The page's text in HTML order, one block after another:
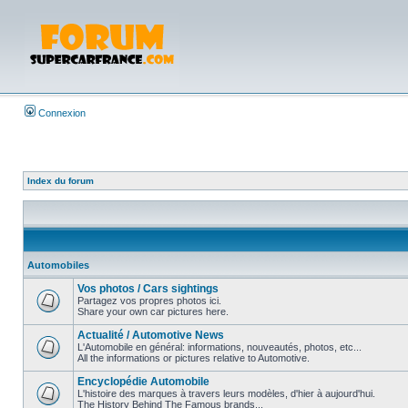
Connexion
Index du forum
Automobiles
Vos photos / Cars sightings
Partagez vos propres photos ici.
Share your own car pictures here.
Actualité / Automotive News
L'Automobile en général: informations, nouveautés, photos, etc...
All the informations or pictures relative to Automotive.
Encyclopédie Automobile
L'histoire des marques à travers leurs modèles, d'hier à aujourd'hui.
The History Behind The Famous brands...